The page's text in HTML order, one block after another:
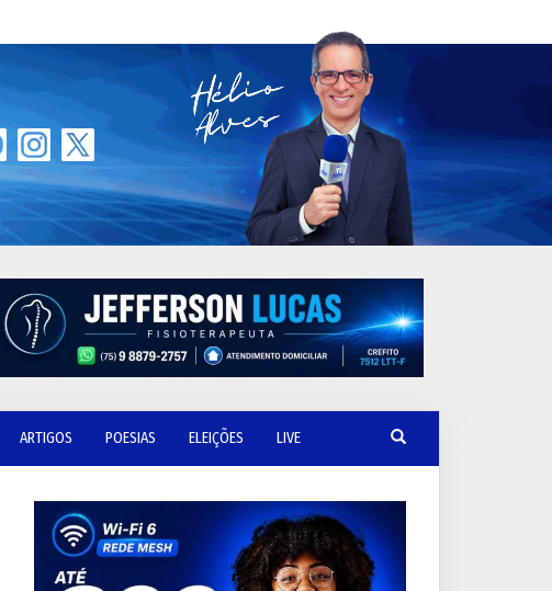
ARTIGOS POESIAS ELEIÇÕES LIVE